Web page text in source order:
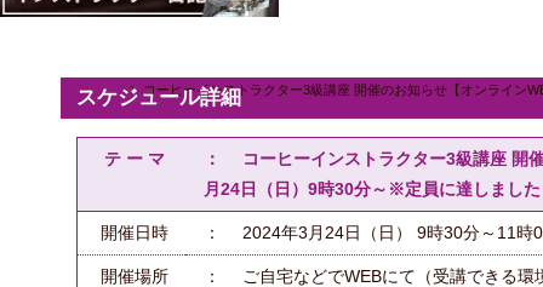
コーヒーインストラクター3級講座 開催のお知らせ【オンライン
スケジュール詳細
テ ー マ
： コーヒーインストラクター3級講座 開
月24日（日）9時30分～※定員に達しました
開催日時 ： 2024年3月24日（日） 9時30分～11時
開催場所 ： ご自宅などでWEBにて（受講できる環